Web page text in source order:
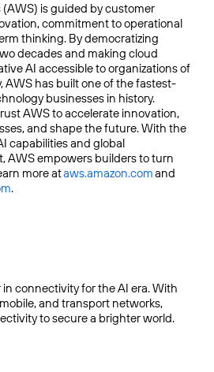
is guided by customer
commitment to operational
thinking. By democratizing
decades and making cloud
AI accessible to organizations of
AWS has built one of the fastest-
businesses in history.
AWS to accelerate innovation,
and shape the future. With the
capabilities and global
AWS empowers builders to turn
more ataws.amazon.comand
.
in connectivity for the AI era. With
and transport networks,
to secure a brighter world.